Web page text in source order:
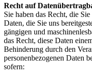
Recht auf
Sie haben das Recht, die
Daten, die Sie uns
gängigen und
das Recht, diese Daten
Behinderung durch den
personenbezogenen Daten
sofern: